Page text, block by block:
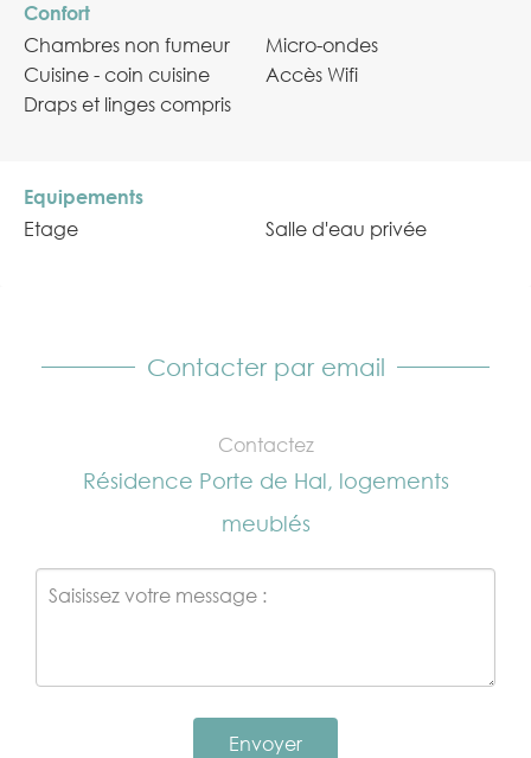
Confort
Chambres non fumeur
Cuisine - coin cuisine
Draps et linges compris
Micro-ondes
Accès Wifi
Equipements
Etage
Salle d'eau privée
Contacter par email
Contactez
Résidence Porte de Hal, logements
meublés
Envoyer